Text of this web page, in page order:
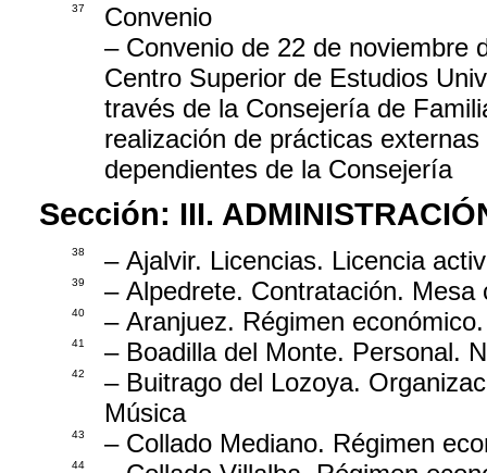
37
Convenio
– Convenio de 22 de noviembre
Centro Superior de Estudios
través de la Consejería de
realización de prácticas
dependientes de la Consejería
Sección: III.
38 – Ajalvir. Licencias. Licencia
39 – Alpedrete. Contratación. Mesa
40 – Aranjuez. Régimen
41 – Boadilla del Monte. Personal.
42
– Buitrago del Lozoya.
Música
43 – Collado Mediano. Régimen
44